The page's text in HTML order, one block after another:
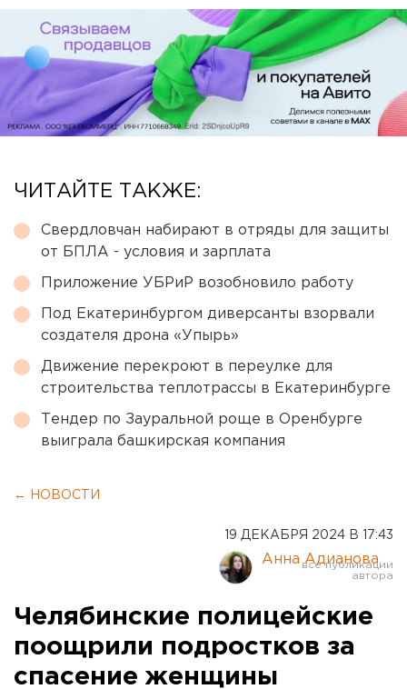
ЧИТАЙТЕ ТАКЖЕ:
Свердловчан набирают в отряды для защиты
от БПЛА - условия и зарплата
Приложение УБРиР возобновило работу
Под Екатеринбургом диверсанты взорвали
создателя дрона «Упырь»
Движение перекроют в переулке для
строительства теплотрассы в Екатеринбурге
Тендер по Зауральной роще в Оренбурге
выиграла башкирская компания
← НОВОСТИ
19 ДЕКАБРЯ 2024 В 17:43
Анна Адианова
Челябинские полицейские
поощрили подростков за
спасение женщины